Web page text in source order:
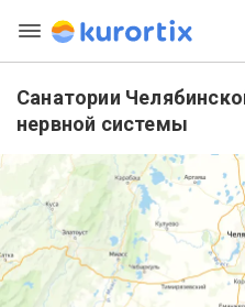
Санатории
нервной системы